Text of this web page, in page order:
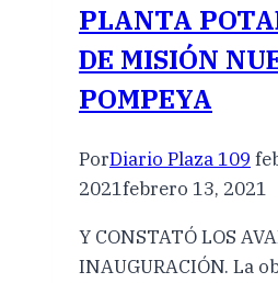
PLANTA
DE MISIÓN
POMPEYA
PorDiario Plaza 109
2021febrero 13, 2021
Y CONSTATÓ LOS
INAUGURACIÓN. La